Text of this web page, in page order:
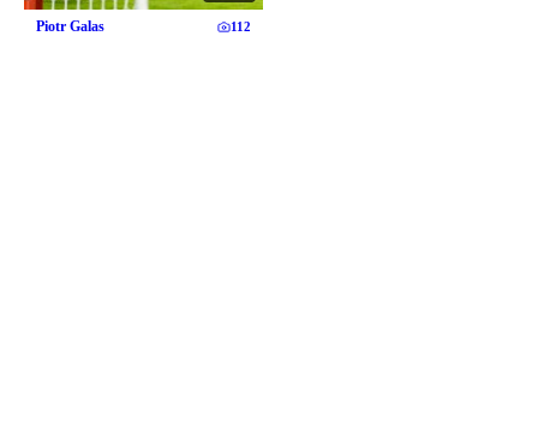
Piotr Galas 112